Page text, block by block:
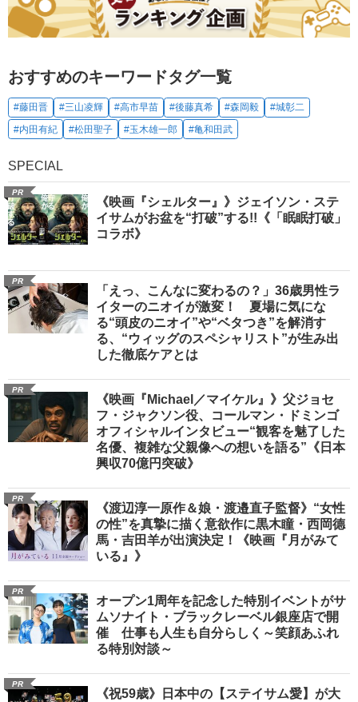
おすすめのキーワードタグ一覧
#藤田晋 #三山凌輝 #高市早苗 #後藤真希 #森岡毅
#城彰二
#内田有紀
#松田聖子 #玉木雄一郎 #亀和田武
SPECIAL
PR
《映画『シェルター』》ジェイソン・ステ
イサムがお盆を“打破”する!!《「眠眠打破」
コラボ》
PR
「えっ、こんなに変わるの？」36歳男性ラ
イターのニオイが激変！ 夏場に気にな
る“頭皮のニオイ”や“ベタつき”を解消す
る、“ウィッグのスペシャリスト”が生み出
した徹底ケアとは
PR
《映画『Michael／マイケル』》父ジョセ
フ・ジャクソン役、コールマン・ドミンゴ
オフィシャルインタビュー“観客を魅了した
名優、複雑な父親像への想いを語る”《日本
興収70億円突破》
PR
《渡辺淳一原作＆娘・渡邉直子監督》“女性
の性”を真摯に描く意欲作に黒木瞳・西岡德
馬・吉田羊が出演決定！《映画『月がみて
いる』》
PR
オープン1周年を記念した特別イベントがサ
ムソナイト・ブラックレーベル銀座店で開
催 仕事も人生も自分らしく～笑顔あふれ
る特別対談～
PR
《祝59歳》日本中の【ステイサム愛】が大